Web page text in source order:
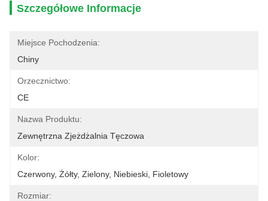
Szczegółowe Informacje
Miejsce Pochodzenia:
Chiny
Orzecznictwo:
CE
Nazwa Produktu:
Zewnętrzna Zjeżdżalnia Tęczowa
Kolor:
Czerwony, Żółty, Zielony, Niebieski, Fioletowy
Rozmiar: